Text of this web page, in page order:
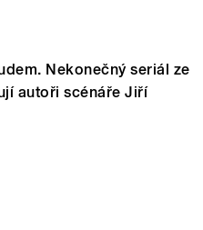
Nekonečný seriál ze
autoři scénáře Jiří